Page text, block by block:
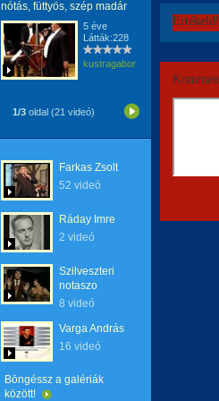
nótás, füttyös, szép madár
5 éve
Látták:228
kustragabor
1/3 oldal (21 videó)
Farkas Zsolt
52 videó
Ráday Imre
2 videó
Szilveszteri
notaszo
8 videó
Varga András
16 videó
Böngéssz a galériák
között!
Értékeld!